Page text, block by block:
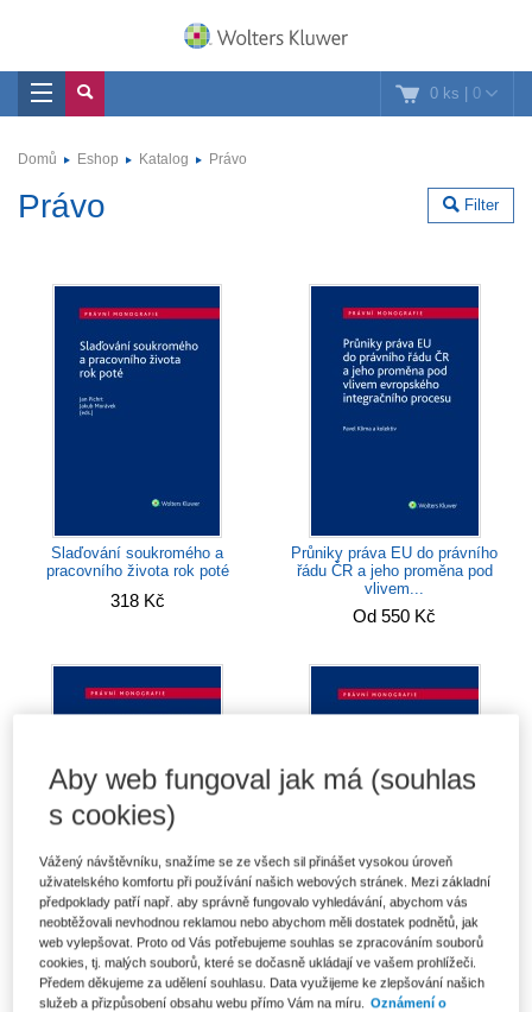
0 ks | 0
Domů Eshop Katalog Právo
Filter
Právo
Slaďování soukromého a
pracovního života rok poté
318 Kč
Průniky práva EU do právního
řádu ČR a jeho proměna pod
vlivem...
Od 550 Kč
Právo na informační sebeurčení
a nositelná elektronika
Od 311 Kč
Mezigenerační nástupnictví v
podnikání
Od 397 Kč
Aby web fungoval jak má (souhlas
s cookies)
Vážený návštěvníku, snažíme se ze všech sil přinášet vysokou úroveň
uživatelského komfortu při používání našich webových stránek. Mezi základní
předpoklady patří např. aby správně fungovalo vyhledávání, abychom vás
neobtěžovali nevhodnou reklamou nebo abychom měli dostatek podnětů, jak
web vylepšovat. Proto od Vás potřebujeme souhlas se zpracováním souborů
cookies, tj. malých souborů, které se dočasně ukládají ve vašem prohlížeči.
Předem děkujeme za udělení souhlasu. Data využijeme ke zlepšování našich
služeb a přizpůsobení obsahu webu přímo Vám na míru.
Oznámení o